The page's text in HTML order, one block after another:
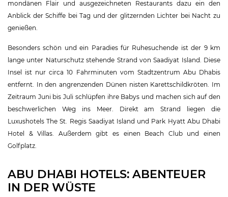
mondänen Flair und ausgezeichneten Restaurants dazu ein den
Anblick der Schiffe bei Tag und der glitzernden Lichter bei Nacht zu
genießen.
Besonders schön und ein Paradies für Ruhesuchende ist der 9 km
lange unter Naturschutz stehende Strand von Saadiyat Island. Diese
Insel ist nur circa 10 Fahrminuten vom Stadtzentrum Abu Dhabis
entfernt. In den angrenzenden Dünen nisten Karettschildkröten. Im
Zeitraum Juni bis Juli schlüpfen ihre Babys und machen sich auf den
beschwerlichen Weg ins Meer. Direkt am Strand liegen die
Luxushotels The St. Regis Saadiyat Island und Park Hyatt Abu Dhabi
Hotel & Villas. Außerdem gibt es einen Beach Club und einen
Golfplatz.
ABU DHABI HOTELS: ABENTEUER
IN DER WÜSTE